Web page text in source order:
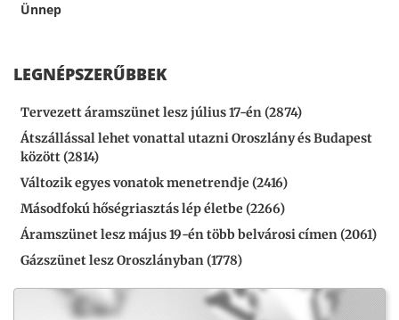
Ünnep
LEGNÉPSZERŰBBEK
Tervezett áramszünet lesz július 17-én (2874)
Átszállással lehet vonattal utazni Oroszlány és Budapest
között (2814)
Változik egyes vonatok menetrendje (2416)
Másodfokú hőségriasztás lép életbe (2266)
Áramszünet lesz május 19-én több belvárosi címen (2061)
Gázszünet lesz Oroszlányban (1778)